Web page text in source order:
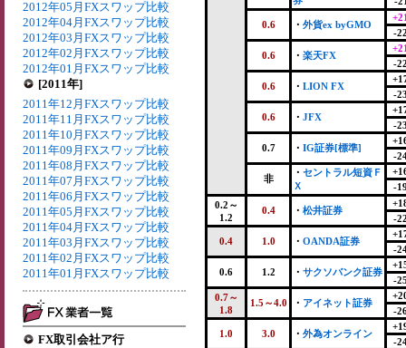
2012年05月FXスワップ比較
2012年04月FXスワップ比較
2012年03月FXスワップ比較
2012年02月FXスワップ比較
2012年01月FXスワップ比較
[2011年]
2011年12月FXスワップ比較
2011年11月FXスワップ比較
2011年10月FXスワップ比較
2011年09月FXスワップ比較
2011年08月FXスワップ比較
2011年07月FXスワップ比較
2011年06月FXスワップ比較
2011年05月FXスワップ比較
2011年04月FXスワップ比較
2011年03月FXスワップ比較
2011年02月FXスワップ比較
2011年01月FXスワップ比較
FX取引会社ア行
0.6 ・ 外貨ex byGMO
-
0.6 ・ 楽天FX
-
0.6 ・ LION FX
-
0.6 ・ JFX
-
0.7 ・ IG証券[標準]
-
非
・ セントラル短資Ｆ
Ｘ
-
0.2～
1.2
0.4 ・ 松井証券
-
0.4 1.0 ・ OANDA証券
-
0.6 1.2 ・ サクソバンク証券
-
0.7～
1.8
1.5～4.0 ・ アイネット証券
-
1.0 3.0 ・ 外為オンライン
-